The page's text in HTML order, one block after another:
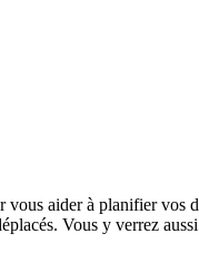
aider à planifier vos
Vous y verrez